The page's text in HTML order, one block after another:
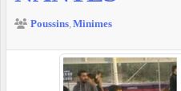
Poussins Minimes